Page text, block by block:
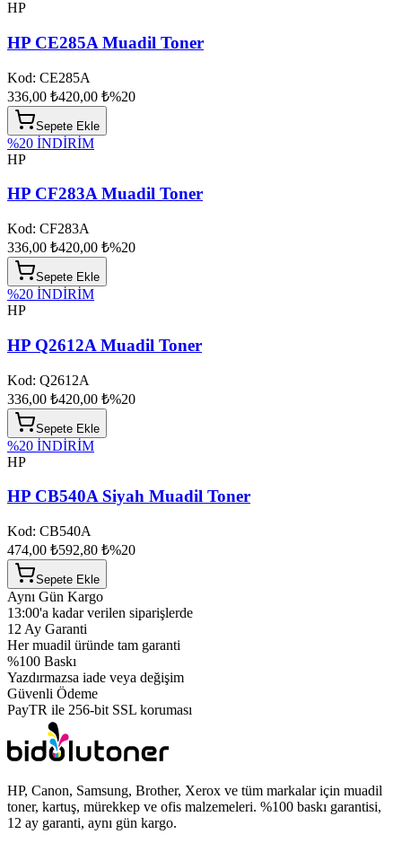
HP
HP CE285A Muadil Toner
Kod: CE285A
336,00 ₺420,00 ₺%20
Sepete Ekle
%20 İNDİRİM
HP
HP CF283A Muadil Toner
Kod: CF283A
336,00 ₺420,00 ₺%20
Sepete Ekle
%20 İNDİRİM
HP
HP Q2612A Muadil Toner
Kod: Q2612A
336,00 ₺420,00 ₺%20
Sepete Ekle
%20 İNDİRİM
HP
HP CB540A Siyah Muadil Toner
Kod: CB540A
474,00 ₺592,80 ₺%20
Sepete Ekle
Aynı Gün Kargo
13:00'a kadar verilen siparişlerde
12 Ay Garanti
Her muadil üründe tam garanti
%100 Baskı
Yazdırmazsa iade veya değişim
Güvenli Ödeme
PayTR ile 256-bit SSL koruması
HP, Canon, Samsung, Brother, Xerox ve tüm markalar için muadil
toner, kartuş, mürekkep ve ofis malzemeleri. %100 baskı garantisi,
12 ay garanti, aynı gün kargo.